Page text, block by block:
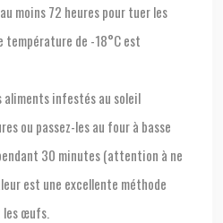
moins 72 heures pour tuer les
température de -18°C est
aliments infestés au soleil
ou passez-les au four à basse
30 minutes (attention à ne
est une excellente méthode
les œufs.